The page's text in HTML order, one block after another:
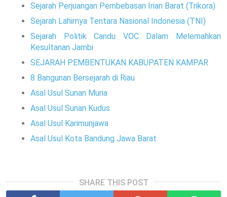
Sejarah Perjuangan Pembebasan Irian Barat (Trikora)
Sejarah Lahirnya Tentara Nasional Indonesia (TNI)
Sejarah Politik Candu VOC Dalam Melemahkan
Kesultanan Jambi
SEJARAH PEMBENTUKAN KABUPATEN KAMPAR
8 Bangunan Bersejarah di Riau
Asal Usul Sunan Muria
Asal Usul Sunan Kudus
Asal Usul Karimunjawa
Asal Usul Kota Bandung Jawa Barat
SHARE THIS POST